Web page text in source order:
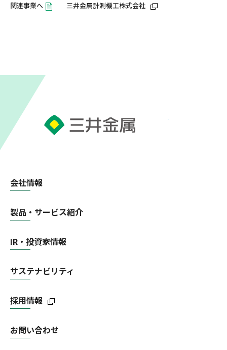
関連事業へ 三井金属計測機工株式会社
会社情報
製品・サービス紹介
IR・投資家情報
サステナビリティ
採用情報
お問い合わせ